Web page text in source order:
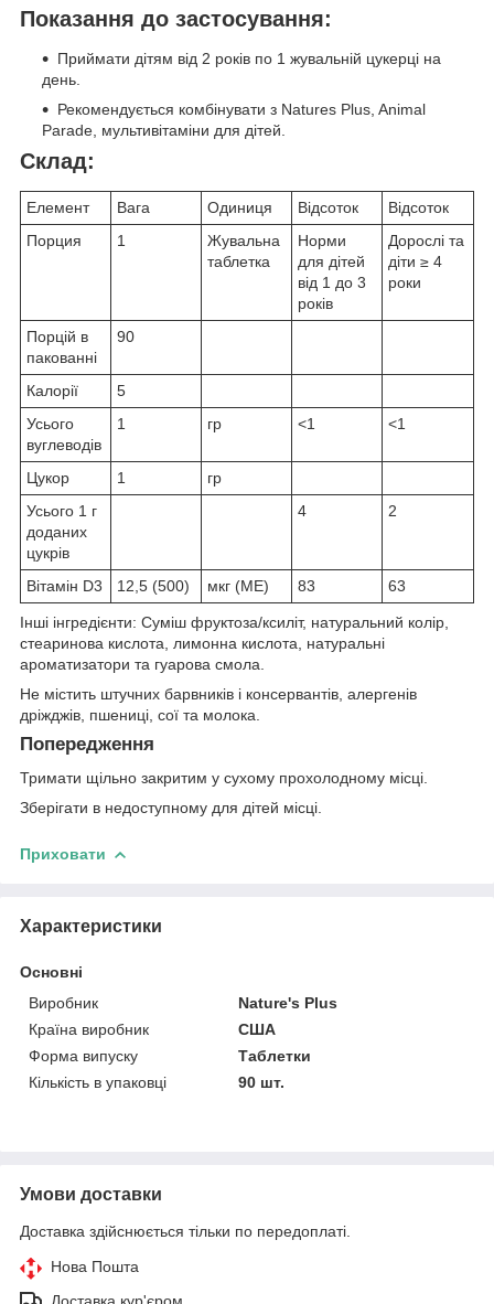
Показання до застосування:
Приймати дітям від 2 років по 1 жувальній цукерці на
день.
Рекомендується комбінувати з Natures Plus, Animal
Parade, мультивітаміни для дітей.
Склад:
Елемент Вага Одиниця Відсоток
Відсоток
Порция
1
Жувальна
таблетка
Норми
для дітей
від 1 до 3
років
Дорослі та
діти ≥ 4
роки
Порцій в
пакованні
90
Калорії
5
Усього
вуглеводів
1 гр <1 <1
Цукор 1
гр
Усього 1 г
доданих
цукрів
4 2
Вітамін D3 12,5 (500) мкг (МЕ) 83 63
Інші інгредієнти: Суміш фруктоза/ксиліт, натуральний колір,
стеаринова кислота, лимонна кислота, натуральні
ароматизатори та гуарова смола.
Не містить штучних барвників і консервантів, алергенів
дріжджів, пшениці, сої та молока.
Попередження
Тримати щільно закритим у сухому прохолодному місці.
Зберігати в недоступному для дітей місці.
Приховати
Характеристики
Основні
Виробник
Nature's Plus
Країна виробник
США
Форма випуску
Таблетки
Кількість в упаковці
90 шт.
Умови доставки
Доставка здійснюється тільки по передоплаті.
Нова Пошта
Доставка кур'єром